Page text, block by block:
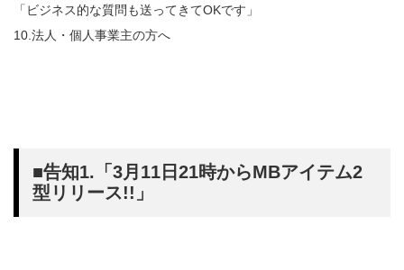
「ビジネス的な質問も送ってきてOKです」
10.法人・個人事業主の方へ
■告知1.「3月11日21時からMBアイテム2
型リリース!!」